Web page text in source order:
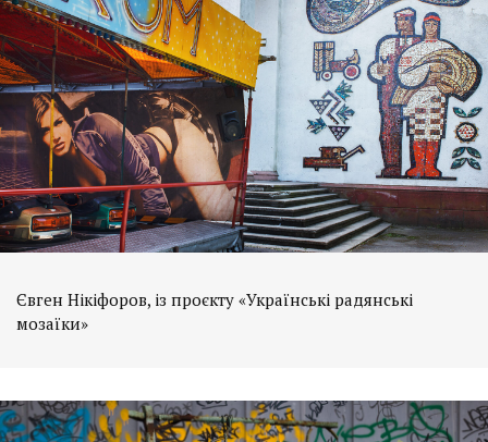
Євген Нікіфоров, із проєкту «Українські радянські
мозаїки»